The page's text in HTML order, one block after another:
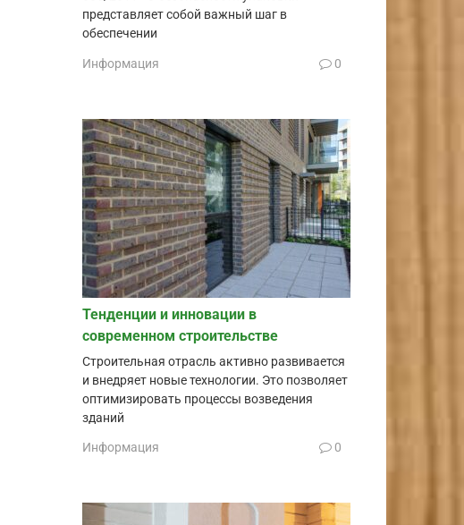
представляет собой важный шаг в
обеспечении
Информация 0
Тенденции и инновации в
современном строительстве
Строительная отрасль активно развивается
и внедряет новые технологии. Это позволяет
оптимизировать процессы возведения
зданий
Информация 0